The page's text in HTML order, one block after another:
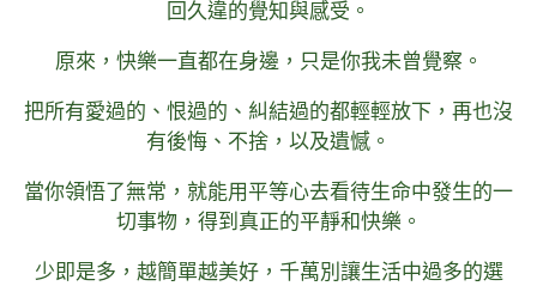
回久違的覺知與感受。
原來，快樂一直都在身邊，只是你我未曾覺察。
把所有愛過的、恨過的、糾結過的都輕輕放下，再也沒
有後悔、不捨，以及遺憾。
當你領悟了無常，就能用平等心去看待生命中發生的一
切事物，得到真正的平靜和快樂。
少即是多，越簡單越美好，千萬別讓生活中過多的選